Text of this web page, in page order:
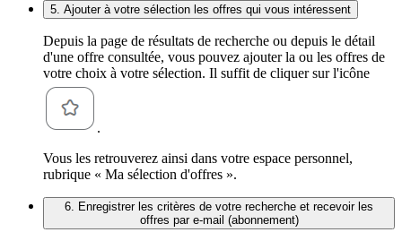
5. Ajouter à votre sélection les offres qui vous intéressent
Depuis la page de résultats de recherche ou depuis le détail
d'une offre consultée, vous pouvez ajouter la ou les offres de
votre choix à votre sélection. Il suffit de cliquer sur l'icône
.
Vous les retrouverez ainsi dans votre espace personnel,
rubrique « Ma sélection d'offres ».
6. Enregistrer les critères de votre recherche et recevoir les
offres par e-mail (abonnement)